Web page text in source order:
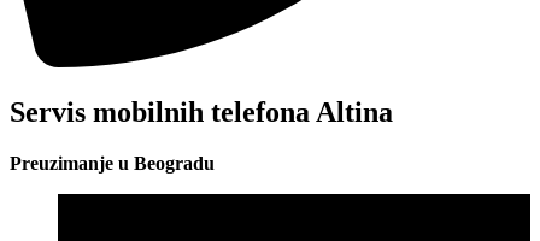
Servis mobilnih telefona Altina
Preuzimanje u Beogradu